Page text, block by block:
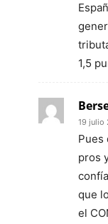
1,5
19 julio
Pues
pros
que
el